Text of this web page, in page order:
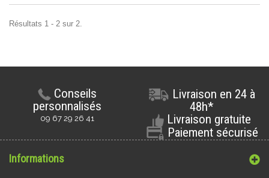
Résultats 1 - 2 sur 2.
Conseils
personnalisés
09 67 29 26 41
Livraison en 24 à
48h*
Livraison gratuite
Paiement sécurisé
Informations